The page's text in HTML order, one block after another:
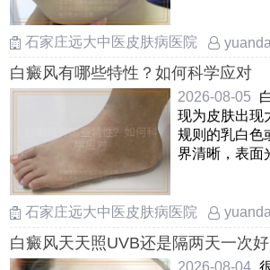
石家庄远大中医皮肤病医院
白癜风有哪些特性？如何科学应对
2026-08-05
现为皮肤出现
规则的乳白色
界清晰，表面
石家庄远大中医皮肤病医院
白癜风天天照UVB还是隔两天一次
照光频率
2026-08-04